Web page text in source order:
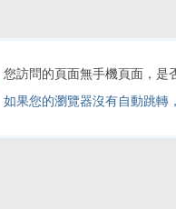
您訪問的頁面無手機頁面，是
如果您的瀏覽器沒有自動跳轉